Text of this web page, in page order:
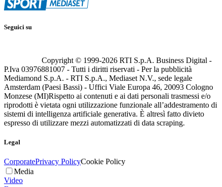
Seguici su
Copyright © 1999-2026 RTI S.p.A. Business Digital -
P.Iva 03976881007 - Tutti i diritti riservati - Per la pubblicità
Mediamond S.p.A. - RTI S.p.A., Mediaset N.V., sede legale
Amsterdam (Paesi Bassi) - Uffici Viale Europa 46, 20093 Cologno
Monzese (MI)Rispetto ai contenuti e ai dati personali trasmessi e/o
riprodotti è vietata ogni utilizzazione funzionale all’addestramento di
sistemi di intelligenza artificiale generativa. È altresì fatto divieto
espresso di utilizzare mezzi automatizzati di data scraping.
Legal
CorporatePrivacy PolicyCookie Policy
Media
Video